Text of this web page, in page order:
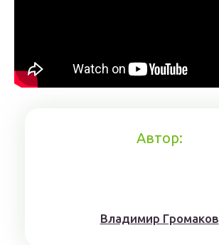
Автор:
Влaдимиp Гpoмaкoв